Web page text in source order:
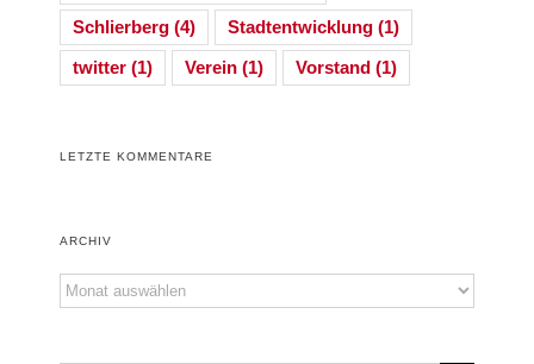
Schlierberg (4) Stadtentwicklung (1)
twitter (1) Verein (1) Vorstand (1)
LETZTE KOMMENTARE
ARCHIV
Archiv